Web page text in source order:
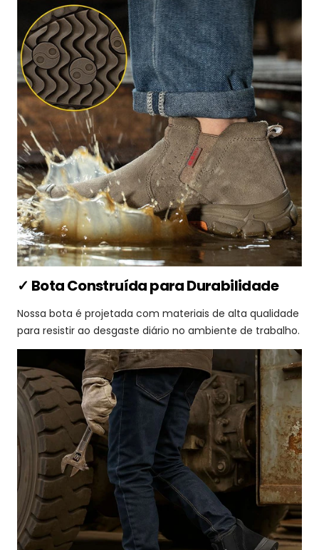
✓ Bota Construída para Durabilidade
Nossa bota é projetada com materiais de alta qualidade
para resistir ao desgaste diário no ambiente de trabalho.